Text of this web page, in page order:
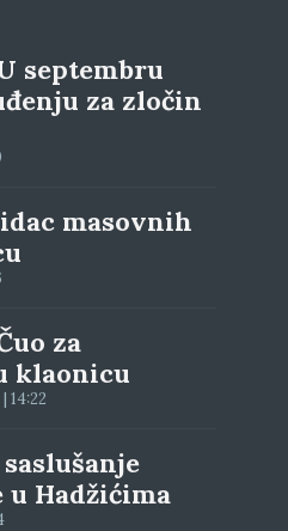
septembru
za zločin
masovnih
za
klaonicu
14:22
u Hadžićima